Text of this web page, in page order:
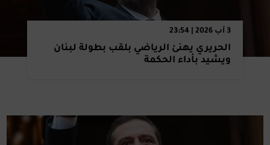
3 آب 2026 | 23:54
الحريري يهنئ الرياضي بلقب بطولة لبنان
ويشيد بأداء الحكمة